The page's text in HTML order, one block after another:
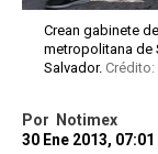
Crean gabinete
metropolitana de
Salvador. Crédito:
Por
Notimex
30 Ene 2013, 07:01